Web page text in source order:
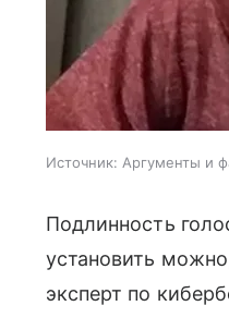
Источник: Аргументы и
Подлинность
установить
эксперт по